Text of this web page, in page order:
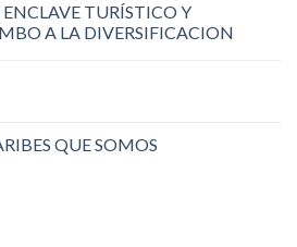
TURÍSTICO Y
A LA DIVERSIFICACION
QUE SOMOS